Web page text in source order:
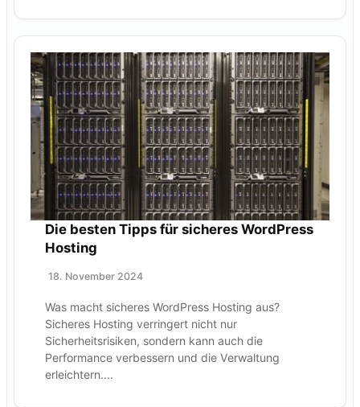
Die besten Tipps für sicheres WordPress
Hosting
18. November 2024
Was macht sicheres WordPress Hosting aus?
Sicheres Hosting verringert nicht nur
Sicherheitsrisiken, sondern kann auch die
Performance verbessern und die Verwaltung
erleichtern....